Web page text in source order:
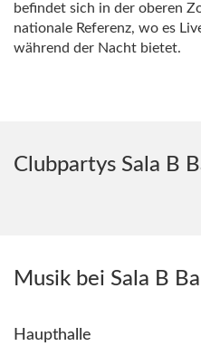
befindet sich in der oberen
nationale Referenz, wo es
während der Nacht bietet.
Clubpartys Sala B
Musik bei Sala B
Haupthalle